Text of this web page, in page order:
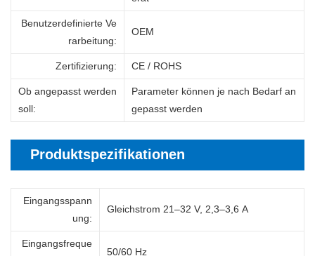
Benutzerdefinierte Ve
rarbeitung:
OEM
Zertifizierung: CE / ROHS
Ob angepasst werden
soll:
Parameter können je nach Bedarf an
gepasst werden
Produktspezifikationen
Eingangsspann
ung:
Gleichstrom 21–32 V, 2,3–3,6 A
Eingangsfreque
50/60 Hz